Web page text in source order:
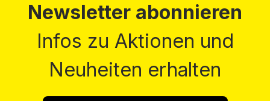
Newsletter abonnieren
Infos zu Aktionen und
Neuheiten erhalten